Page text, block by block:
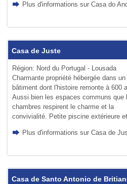
Plus d'informations sur Casa do
Casa de Juste
Région: Nord du Portugal - Lousada
Charmante propriété hébergée dans un
bâtiment dont l'histoire remonte à 600
Aussi bien les espaces communs que
chambres respirent le charme et la
convivialité. Petite piscine extérieure
Plus d'informations sur Casa de
Casa de Santo Antonio de